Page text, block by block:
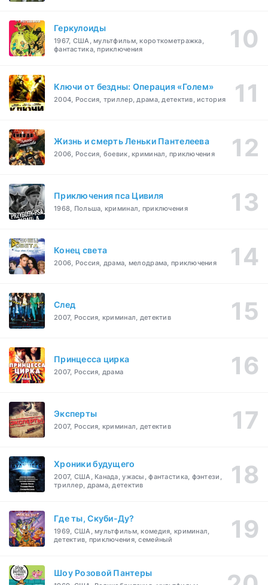
Геркулоиды
1967, США, мультфильм, короткометражка,
фантастика, приключения
Ключи от бездны: Операция «Голем»
2004, Россия, триллер, драма, детектив, история
Жизнь и смерть Леньки Пантелеева
2006, Россия, боевик, криминал, приключения
Приключения пса Цивиля
1968, Польша, криминал, приключения
Конец света
2006, Россия, драма, мелодрама, приключения
След
2007, Россия, криминал, детектив
Принцесса цирка
2007, Россия, драма
Эксперты
2007, Россия, криминал, детектив
Хроники будущего
2007, США, Канада, ужасы, фантастика, фэнтези,
триллер, драма, детектив
Где ты, Скуби-Ду?
1969, США, мультфильм, комедия, криминал,
детектив, приключения, семейный
Шоу Розовой Пантеры